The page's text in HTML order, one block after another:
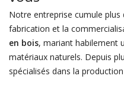
Notre entreprise cumule plus
fabrication et la
en bois, mariant habilement
matériaux naturels. Depuis
spécialisés dans la